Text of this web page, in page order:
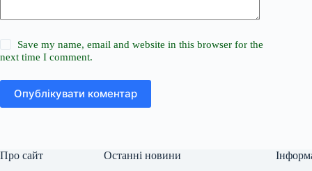
Save my name, email and website in this browser for the
next time I comment.
Опублікувати коментар
Про сайт Останні новини